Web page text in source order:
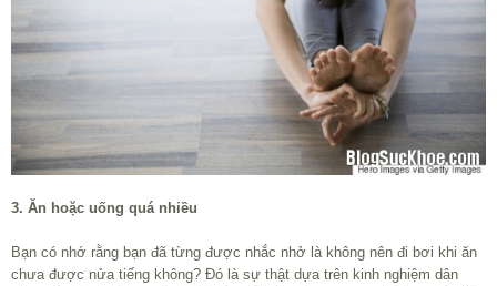
3. Ăn hoặc uống quá nhiều
Bạn có nhớ rằng bạn đã từng được nhắc nhở là không nên đi bơi khi ăn
chưa được nửa tiếng không? Đó là sự thật dựa trên kinh nghiệm dân